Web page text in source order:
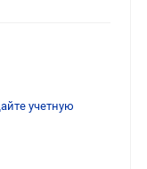
учетную